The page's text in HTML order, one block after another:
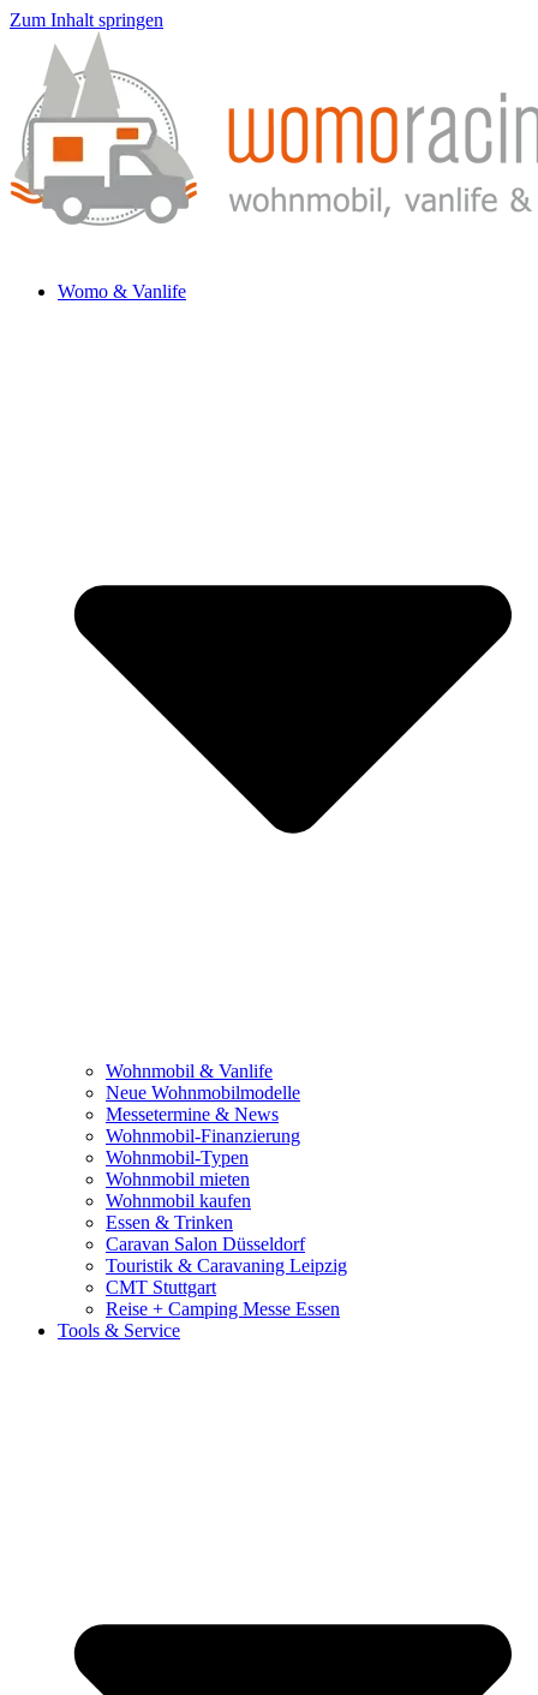
Zum Inhalt springen
Womo & Vanlife
Wohnmobil & Vanlife
Neue Wohnmobilmodelle
Messetermine & News
Wohnmobil-Finanzierung
Wohnmobil-Typen
Wohnmobil mieten
Wohnmobil kaufen
Essen & Trinken
Caravan Salon Düsseldorf
Touristik & Caravaning Leipzig
CMT Stuttgart
Reise + Camping Messe Essen
Tools & Service